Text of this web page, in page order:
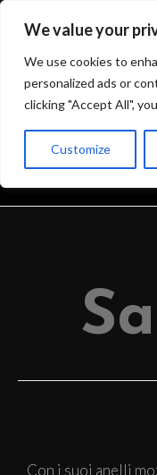
We value your
We use cookies to
personalized ads or
clicking "Accept All",
Customize
IL BLOG
Con i suoi anelli